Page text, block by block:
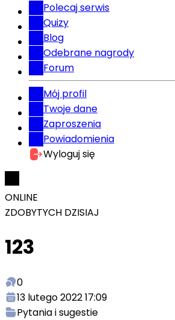
Polecaj serwis
Quizy
Blog
Odebrane nagrody
Forum
Mój profil
Twoje dane
Zaproszenia
Powiadomienia
Wyloguj się
ONLINE
ZDOBYTYCH DZISIAJ
123
0
13 lutego 2022 17:09
Pytania i sugestie